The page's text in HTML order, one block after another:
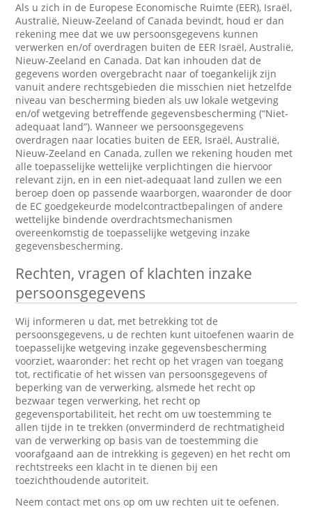
Als u zich in de Europese Economische Ruimte (EER), Israël,
Australië, Nieuw-Zeeland of Canada bevindt, houd er dan
rekening mee dat we uw persoonsgegevens kunnen
verwerken en/of overdragen buiten de EER Israël, Australië,
Nieuw-Zeeland en Canada. Dat kan inhouden dat de
gegevens worden overgebracht naar of toegankelijk zijn
vanuit andere rechtsgebieden die misschien niet hetzelfde
niveau van bescherming bieden als uw lokale wetgeving
en/of wetgeving betreffende gegevensbescherming (“Niet-
adequaat land”). Wanneer we persoonsgegevens
overdragen naar locaties buiten de EER, Israël, Australië,
Nieuw-Zeeland en Canada, zullen we rekening houden met
alle toepasselijke wettelijke verplichtingen die hiervoor
relevant zijn, en in een niet-adequaat land zullen we een
beroep doen op passende waarborgen, waaronder de door
de EC goedgekeurde modelcontractbepalingen of andere
wettelijke bindende overdrachtsmechanismen
overeenkomstig de toepasselijke wetgeving inzake
gegevensbescherming.
Rechten, vragen of klachten inzake
persoonsgegevens
Wij informeren u dat, met betrekking tot de
persoonsgegevens, u de rechten kunt uitoefenen waarin de
toepasselijke wetgeving inzake gegevensbescherming
voorziet, waaronder: het recht op het vragen van toegang
tot, rectificatie of het wissen van persoonsgegevens of
beperking van de verwerking, alsmede het recht op
bezwaar tegen verwerking, het recht op
gegevensportabiliteit, het recht om uw toestemming te
allen tijde in te trekken (onverminderd de rechtmatigheid
van de verwerking op basis van de toestemming die
voorafgaand aan de intrekking is gegeven) en het recht om
rechtstreeks een klacht in te dienen bij een
toezichthoudende autoriteit.
Neem contact met ons op om uw rechten uit te oefenen.